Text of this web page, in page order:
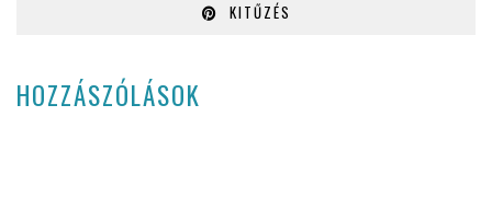
KITŰZÉS
HOZZÁSZÓLÁSOK